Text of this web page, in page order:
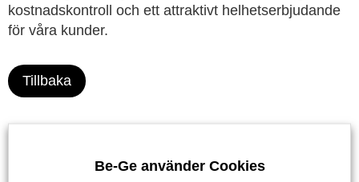
kostnadskontroll och ett attraktivt helhetserbjudande
för våra kunder.
Tillbaka
Be-Ge använder Cookies